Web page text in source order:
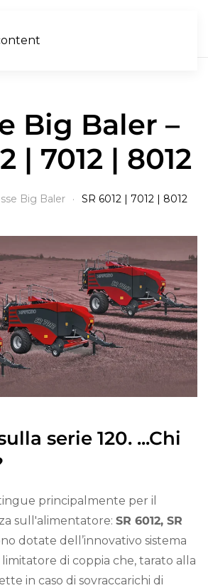
Big Baler –
| 7012 | 8012
Big Baler SR 6012 | 7012 | 8012
serie 120. ...Chi
principalmente per il
sull'alimentatore: SR 6012, SR
dotate dell’innovativo sistema
limitatore di coppia che, tarato alla
in caso di sovraccarichi di